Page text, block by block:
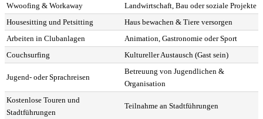
Wwoofing & Workaway
Landwirtschaft, Bau oder soziale Projekte
Housesitting und Petsitting
Haus bewachen & Tiere versorgen
Arbeiten in Clubanlagen
Animation, Gastronomie oder Sport
Couchsurfing
Kultureller Austausch (Gast sein)
Jugend- oder Sprachreisen
Betreuung von Jugendlichen &
Organisation
Kostenlose Touren und
Stadtführungen
Teilnahme an Stadtführungen